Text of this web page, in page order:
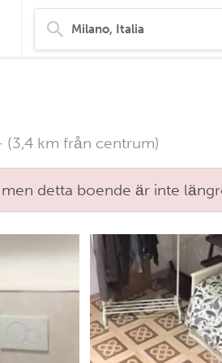
(3,4 km från centrum)
detta boende är inte